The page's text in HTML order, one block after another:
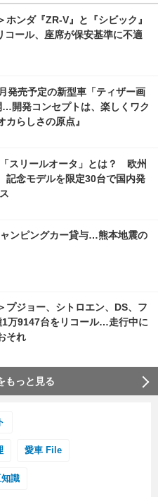
ホンダ『ZR-V』と『シビック』
コール、座席が保安基準に不適
発売予定の新型車「ティザー画
開発コンセプトは、楽しくワク
カらしさの原点』
スリールオータ」とは？ 欧州
念モデルを限定30台で国内発
ンピングカー貸与…熊本地震の
プジョー、シトロエン、DS、フ
1万9147台をリコール…走行中に
それ
もっと見る
愛車 File
識